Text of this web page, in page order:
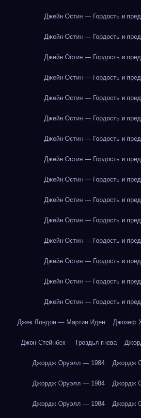
Джейн Остин — Гордость и
Джейн Остин — Гордость и
Джейн Остин — Гордость и
Джейн Остин — Гордость и
Джейн Остин — Гордость и
Джейн Остин — Гордость и
Джейн Остин — Гордость и
Джейн Остин — Гордость и
Джейн Остин — Гордость и
Джейн Остин — Гордость и
Джейн Остин — Гордость и
Джейн Остин — Гордость и
Джейн Остин — Гордость и
Джейн Остин — Гордость и
Джейн Остин — Гордость и
Джек Лондон — Мартин Иден Джозеф
Джон Стейнбек — Гроздья гнева
Джордж Оруэлл — 1984 Джордж
Джордж Оруэлл — 1984 Джордж
Джордж Оруэлл — 1984 Джордж